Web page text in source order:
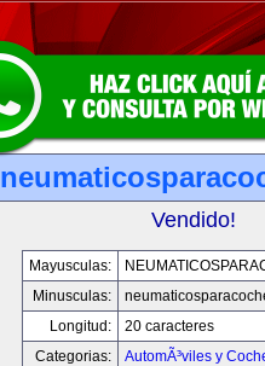
Vendido!
Mayusculas:
Minusculas:
Longitud:
20 caracteres
Categorias:
AutomÃ³viles y